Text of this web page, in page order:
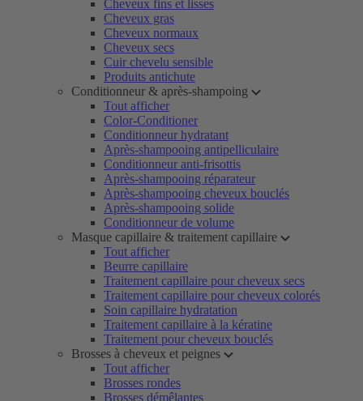
Cheveux fins et lisses
Cheveux gras
Cheveux normaux
Cheveux secs
Cuir chevelu sensible
Produits antichute
Conditionneur & après-shampoing
Tout afficher
Color-Conditioner
Conditionneur hydratant
Après-shampooing antipelliculaire
Conditionneur anti-frisottis
Après-shampooing réparateur
Après-shampooing cheveux bouclés
Après-shampooing solide
Conditionneur de volume
Masque capillaire & traitement capillaire
Tout afficher
Beurre capillaire
Traitement capillaire pour cheveux secs
Traitement capillaire pour cheveux colorés
Soin capillaire hydratation
Traitement capillaire à la kératine
Traitement pour cheveux bouclés
Brosses à cheveux et peignes
Tout afficher
Brosses rondes
Brosses démêlantes